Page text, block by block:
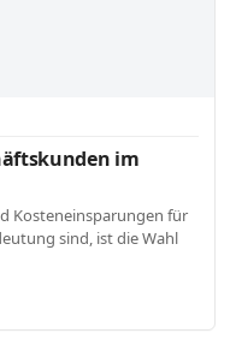
im
Kosteneinsparungen für
sind, ist die Wahl